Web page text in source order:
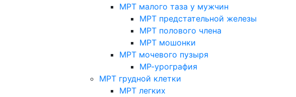
МРТ малого таза у мужчин
МРТ предстательной железы
МРТ полового члена
МРТ мошонки
МРТ мочевого пузыря
МР-урография
МРТ грудной клетки
МРТ легких